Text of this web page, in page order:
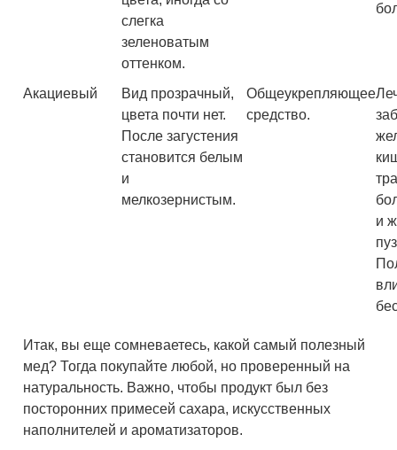
слегка
зеленоватым
оттенком.
Акациевый
Вид прозрачный,
цвета почти нет.
После загустения
становится белым
и
мелкозернистым.
Общеукрепляющее
средство.
и
Итак, вы еще сомневаетесь, какой самый полезный
мед? Тогда покупайте любой, но проверенный на
натуральность. Важно, чтобы продукт был без
посторонних примесей сахара, искусственных
наполнителей и ароматизаторов.